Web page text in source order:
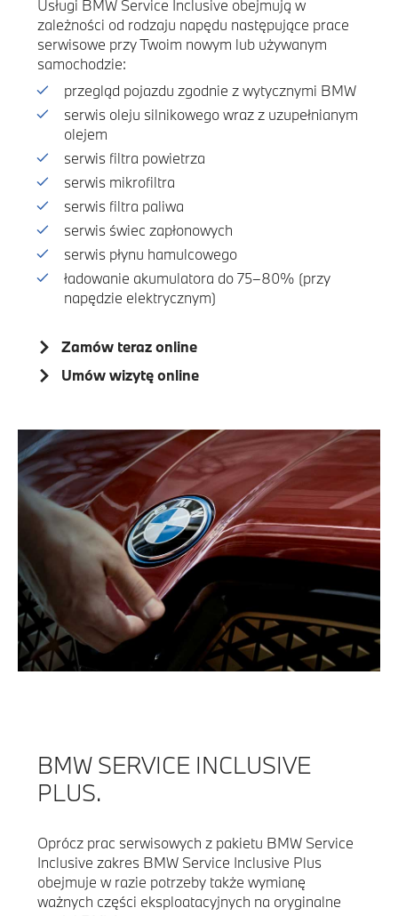
Usługi BMW Service Inclusive obejmują w
zależności od rodzaju napędu następujące prace
serwisowe przy Twoim nowym lub używanym
samochodzie:
przegląd pojazdu zgodnie z wytycznymi BMW
serwis oleju silnikowego wraz z uzupełnianym
olejem
serwis filtra powietrza
serwis mikrofiltra
serwis filtra paliwa
serwis świec zapłonowych
serwis płynu hamulcowego
ładowanie akumulatora do 75–80% (przy
napędzie elektrycznym)
Zamów teraz online
Umów wizytę online
BMW SERVICE INCLUSIVE
PLUS.
Oprócz prac serwisowych z pakietu BMW Service
Inclusive zakres BMW Service Inclusive Plus
obejmuje w razie potrzeby także wymianę
ważnych części eksploatacyjnych na oryginalne